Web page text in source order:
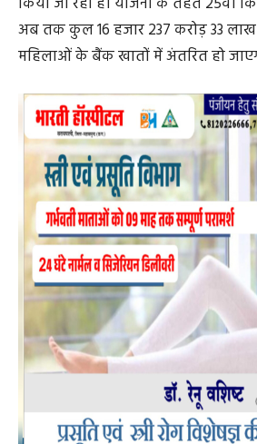
सशक्तिकरण के उद्देश्य से संचालित
अंतर्गत प्रदेश की 69 लाख से अधिक
किया जा रहा है। योजना के तहत 25वीं
अब तक कुल 16 हजार 237 करोड़ 33
महिलाओं के बैंक खातों में अंतरित हो